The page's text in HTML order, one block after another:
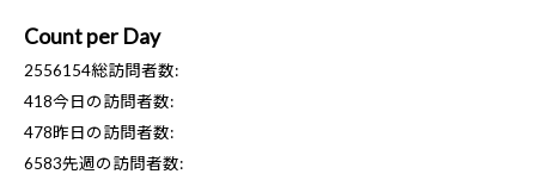
Count per Day
2556154総訪問者数:
418今日の訪問者数:
478昨日の訪問者数:
6583先週の訪問者数: